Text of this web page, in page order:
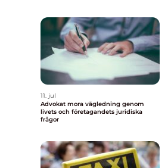
11. jul
Advokat mora vägledning genom
livets och företagandets juridiska
frågor